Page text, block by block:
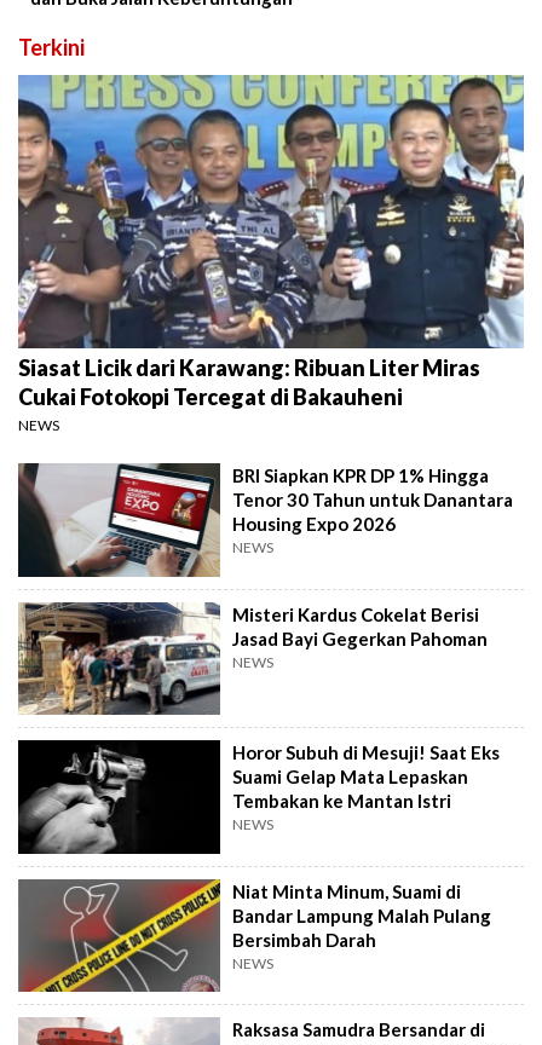
Terkini
Siasat Licik dari Karawang: Ribuan Liter Miras
Cukai Fotokopi Tercegat di Bakauheni
NEWS
BRI Siapkan KPR DP 1% Hingga
Tenor 30 Tahun untuk Danantara
Housing Expo 2026
NEWS
Misteri Kardus Cokelat Berisi
Jasad Bayi Gegerkan Pahoman
NEWS
Horor Subuh di Mesuji! Saat Eks
Suami Gelap Mata Lepaskan
Tembakan ke Mantan Istri
NEWS
Niat Minta Minum, Suami di
Bandar Lampung Malah Pulang
Bersimbah Darah
NEWS
Raksasa Samudra Bersandar di